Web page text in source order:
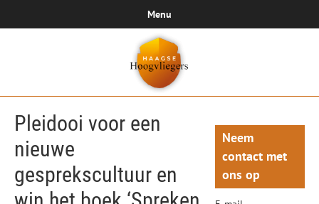
Menu
Pleidooi voor een
nieuwe
gesprekscultuur en
Neem
contact met
ons op